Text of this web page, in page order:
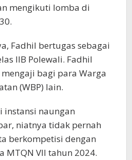
mengikuti lomba di
Fadhil bertugas sebagai
IIB Polewali. Fadhil
bagi para Warga
(WBP) lain.
instansi naungan
niatnya tidak pernah
berkompetisi dengan
MTQN VII tahun 2024.